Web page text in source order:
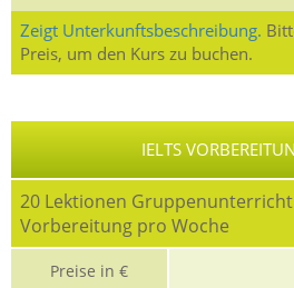
Zeigt Unterkunftsbeschreibung.
Preis, um den Kurs zu buchen.
IELTS
20 Lektionen Gruppenunterricht
Vorbereitung pro Woche
Preise in €